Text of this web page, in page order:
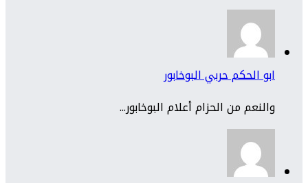
ابو الحكم حربي البوخابور
والنعم من الحزام أعلام البوخابور...